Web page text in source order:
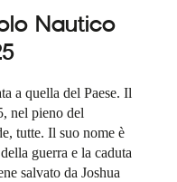
Nautico
a quella del Paese. Il
nel pieno del
tutte. Il suo nome è
guerra e la caduta
salvato da Joshua